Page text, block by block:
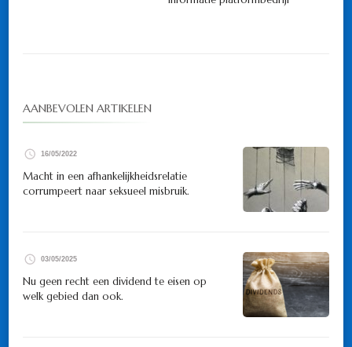
AANBEVOLEN ARTIKELEN
16/05/2022
Macht in een afhankelijkheidsrelatie
corrumpeert naar seksueel misbruik.
03/05/2025
Nu geen recht een dividend te eisen op
welk gebied dan ook.